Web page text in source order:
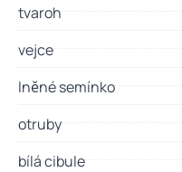
tvaroh
vejce
lněné semínko
otruby
bílá cibule